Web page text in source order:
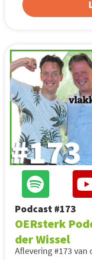
Podcast #173
OERsterk
der Wissel
Aflevering #173 van